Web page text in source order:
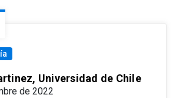
Universidad de Chile
de 2022